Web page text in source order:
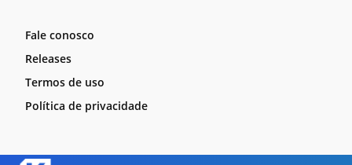
Fale conosco
Releases
Termos de uso
Política de privacidade